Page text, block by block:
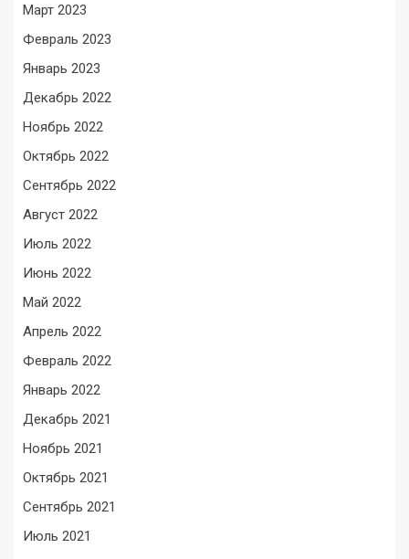
Март 2023
Февраль 2023
Январь 2023
Декабрь 2022
Ноябрь 2022
Октябрь 2022
Сентябрь 2022
Август 2022
Июль 2022
Июнь 2022
Май 2022
Апрель 2022
Февраль 2022
Январь 2022
Декабрь 2021
Ноябрь 2021
Октябрь 2021
Сентябрь 2021
Июль 2021